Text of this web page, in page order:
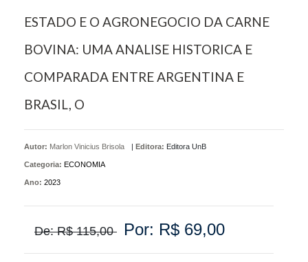
ESTADO E O AGRONEGOCIO DA CARNE
BOVINA: UMA ANALISE HISTORICA E
COMPARADA ENTRE ARGENTINA E
BRASIL, O
Autor: Marlon Vinicius Brisola | Editora: Editora UnB
Categoria: ECONOMIA
Ano: 2023
De: R$ 115,00 Por: R$ 69,00